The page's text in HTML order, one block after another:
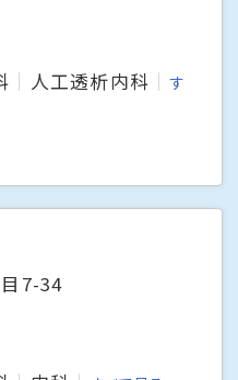
人工透析内科
す
7-34